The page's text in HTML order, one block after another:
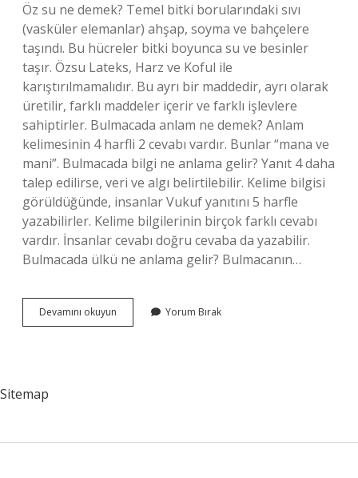
Öz su ne demek? Temel bitki borularındaki sıvı
(vasküler elemanlar) ahşap, soyma ve bahçelere
taşındı. Bu hücreler bitki boyunca su ve besinler
taşır. Özsu Lateks, Harz ve Koful ile
karıştırılmamalıdır. Bu ayrı bir maddedir, ayrı olarak
üretilir, farklı maddeler içerir ve farklı işlevlere
sahiptirler. Bulmacada anlam ne demek? Anlam
kelimesinin 4 harfli 2 cevabı vardır. Bunlar “mana ve
mani”. Bulmacada bilgi ne anlama gelir? Yanıt 4 daha
talep edilirse, veri ve algı belirtilebilir. Kelime bilgisi
görüldüğünde, insanlar Vukuf yanıtını 5 harfle
yazabilirler. Kelime bilgilerinin birçok farklı cevabı
vardır. İnsanlar cevabı doğru cevaba da yazabilir.
Bulmacada ülkü ne anlama gelir? Bulmacanın…
Devamını okuyun Bulmacada
Özsu
Yorum Bırak
Sitemap